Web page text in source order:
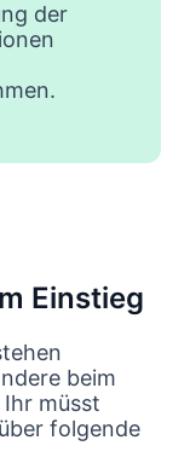
der
Einstieg
beim
müsst
folgende